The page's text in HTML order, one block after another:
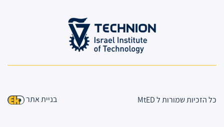
כל הזכיות שמורות ל MtED בניית אתר